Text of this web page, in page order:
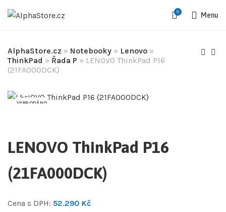
0 Menu
AlphaStore.cz » Notebooky » Lenovo »
ThinkPad » Řada P » LENOVO ThinkPad P16
(21FA000DCK)
VYPRODÁNO
LENOVO ThinkPad P16
(21FA000DCK)
Cena s DPH: 52.290 Kč